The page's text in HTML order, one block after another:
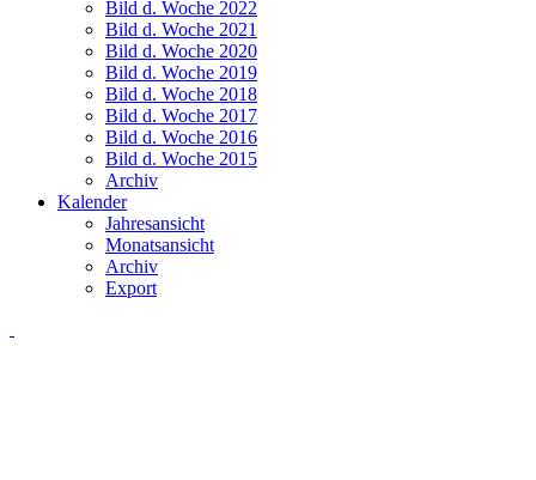
Bild d. Woche 2022
Bild d. Woche 2021
Bild d. Woche 2020
Bild d. Woche 2019
Bild d. Woche 2018
Bild d. Woche 2017
Bild d. Woche 2016
Bild d. Woche 2015
Archiv
Kalender
Jahresansicht
Monatsansicht
Archiv
Export